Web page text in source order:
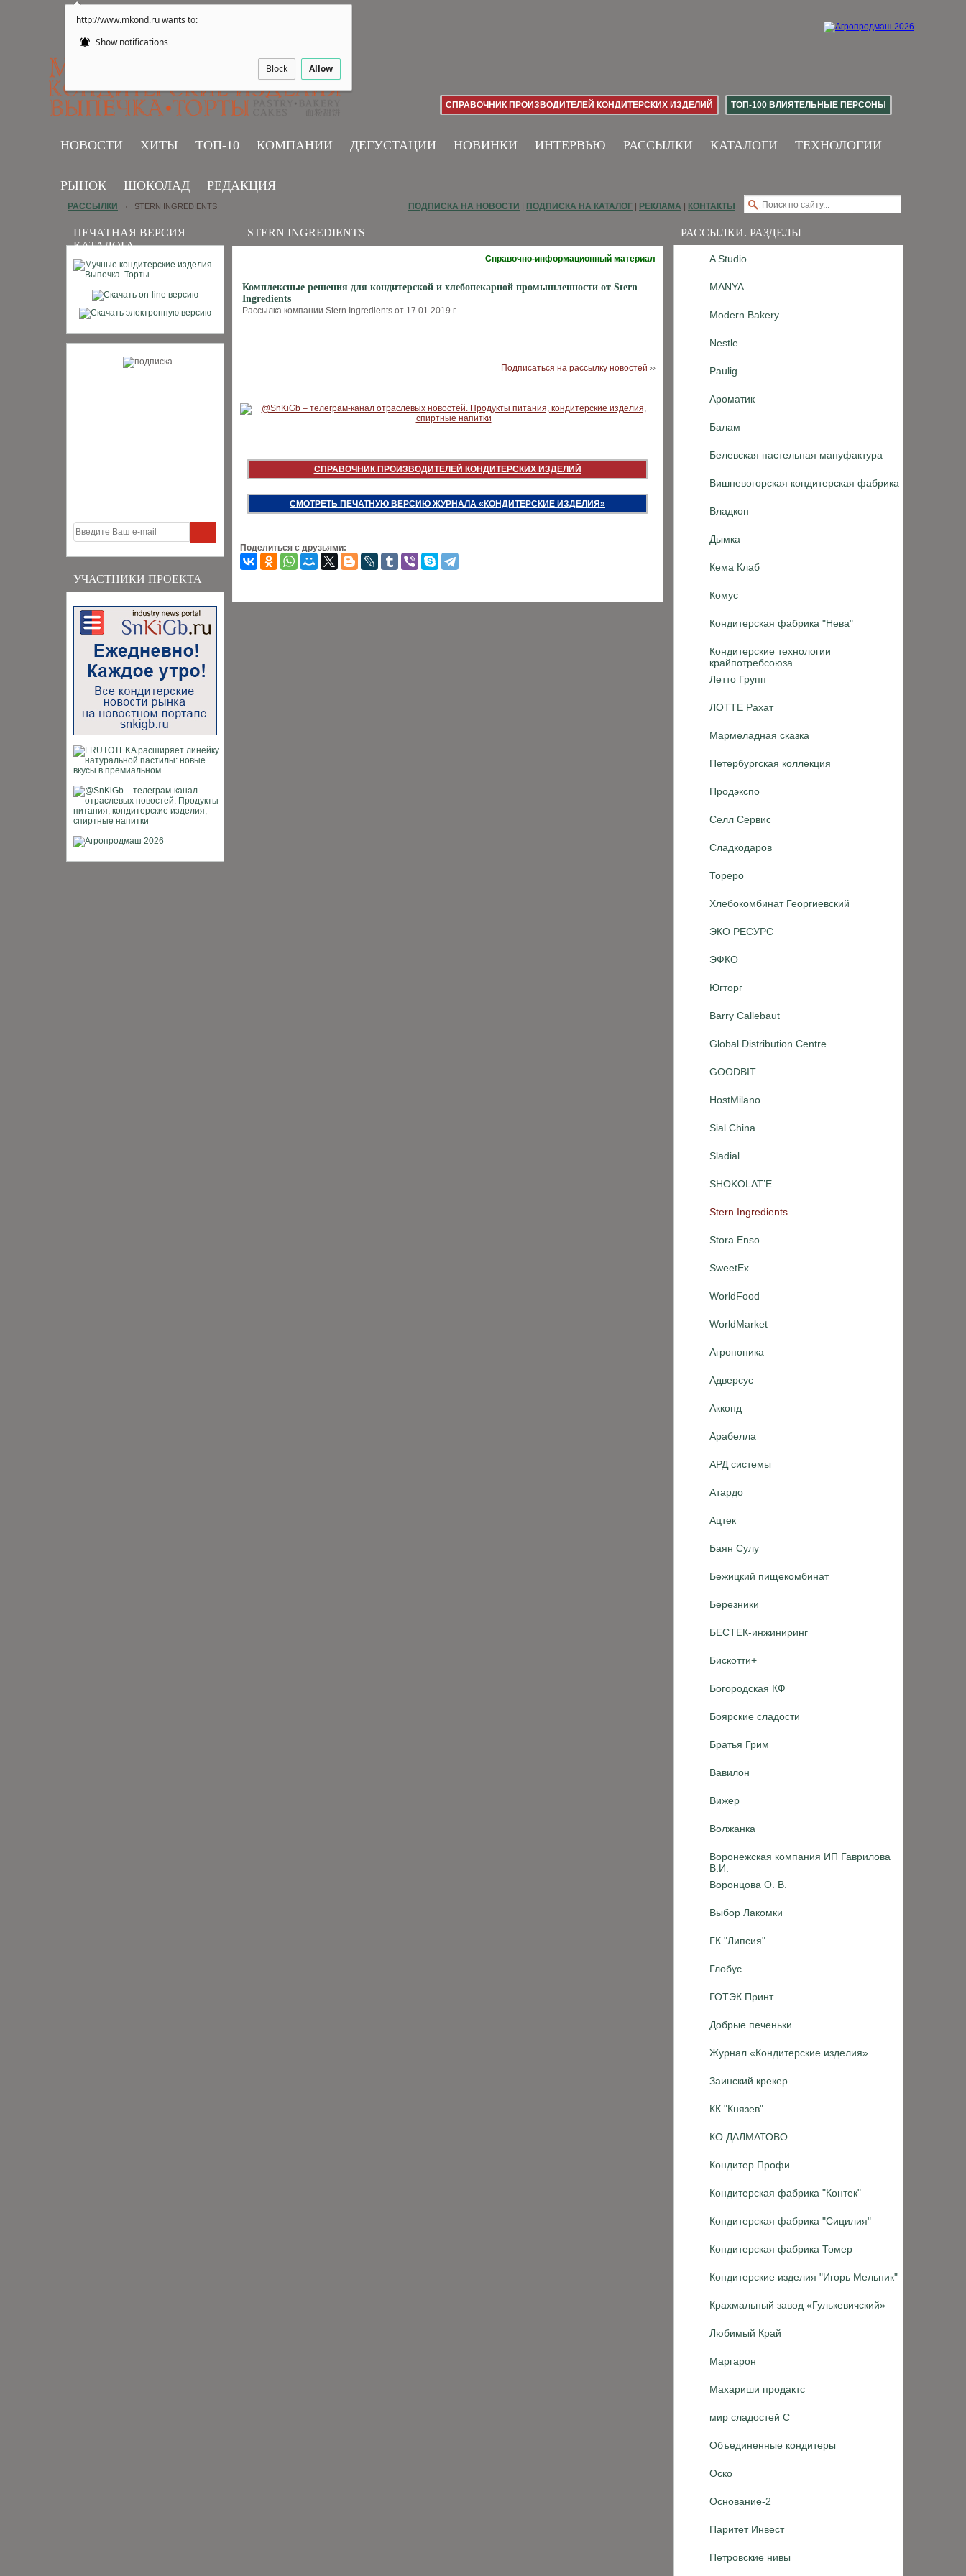
http://www.mkond.ru wants to:
Show notifications
Block Allow
СПРАВОЧНИК ПРОИЗВОДИТЕЛЕЙ КОНДИТЕРСКИХ ИЗДЕЛИЙ ТОП-100 ВЛИЯТЕЛЬНЫЕ ПЕРСОНЫ
НОВОСТИ ХИТЫ ТОП-10 КОМПАНИИ ДЕГУСТАЦИИ НОВИНКИ ИНТЕРВЬЮ РАССЫЛКИ КАТАЛОГИ ТЕХНОЛОГИИ
РЫНОК ШОКОЛАД РЕДАКЦИЯ
ПЕЧАТНАЯ ВЕРСИЯ
КАТАЛОГА
УЧАСТНИКИ ПРОЕКТА
РАССЫЛКИ. РАЗДЕЛЫ
A Studio
MANYA
Modern Bakery
Nestle
Paulig
Ароматик
Балам
Белевская пастельная мануфактура
Вишневогорская кондитерская фабрика
Владкон
Дымка
Кема Клаб
Комус
Кондитерская фабрика "Нева"
Кондитерские технологии
крайпотребсоюза
Летто Групп
ЛОТТЕ Рахат
Мармеладная сказка
Петербургская коллекция
Продэкспо
Селл Сервис
Сладкодаров
Тореро
Хлебокомбинат Георгиевский
ЭКО РЕСУРС
ЭФКО
Югторг
Barry Callebaut
Global Distribution Centre
GOODBIT
HostMilano
Sial China
Sladial
SHOKOLAT’E
Stern Ingredients
Stora Enso
SweetEx
WorldFood
WorldMarket
Агропоника
Адверсус
Акконд
Арабелла
АРД системы
Атардо
Ацтек
Баян Сулу
Бежицкий пищекомбинат
Березники
БЕСТЕК-инжиниринг
Бискотти+
Богородская КФ
Боярские сладости
Братья Грим
Вавилон
Вижер
Волжанка
Воронежская компания ИП Гаврилова
В.И.
Воронцова О. В.
Выбор Лакомки
ГК "Липсия"
Глобус
ГОТЭК Принт
Добрые печеньки
Журнал «Кондитерские изделия»
Заинский крекер
КК "Князев"
КО ДАЛМАТОВО
Кондитер Профи
Кондитерская фабрика "Контек"
Кондитерская фабрика "Сицилия"
Кондитерская фабрика Томер
Кондитерские изделия "Игорь Мельник"
Крахмальный завод «Гулькевичский»
Любимый Край
Маргарон
Махариши продактс
мир сладостей С
Объединенные кондитеры
Оско
Основание-2
Паритет Инвест
Петровские нивы
РАССЫЛКИ › STERN INGREDIENTS ПОДПИСКА НА НОВОСТИ ПОДПИСКА НА КАТАЛОГ РЕКЛАМА КОНТАКТЫ
STERN INGREDIENTS
Справочно-информационный материал
Комплексные решения для кондитерской и хлебопекарной промышленности от Stern
Ingredients
Рассылка компании Stern Ingredients от 17.01.2019 г.
Подписаться на рассылку новостей ››
СПРАВОЧНИК ПРОИЗВОДИТЕЛЕЙ КОНДИТЕРСКИХ ИЗДЕЛИЙ
СМОТРЕТЬ ПЕЧАТНУЮ ВЕРСИЮ ЖУРНАЛА «КОНДИТЕРСКИЕ ИЗДЕЛИЯ»
Поделиться с друзьями: